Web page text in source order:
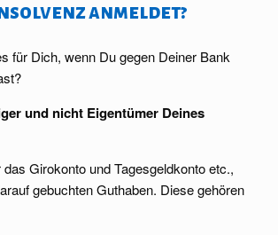
anmeldet?
für Dich, wenn Du gegen Deiner Bank
und nicht Eigentümer Deines
Girokonto und Tagesgeldkonto etc.,
gebuchten Guthaben. Diese gehören